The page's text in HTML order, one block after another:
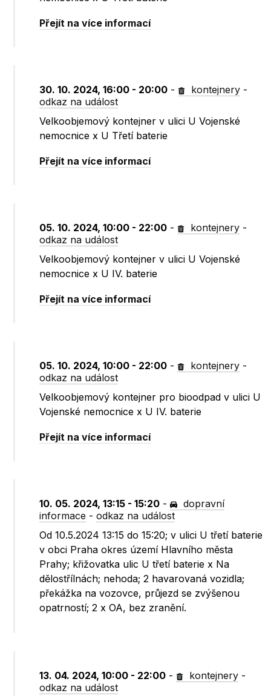
Přejít na více informací
30. 10. 2024, 16:00 - 20:00 - kontejnery -
odkaz na událost
Velkoobjemový kontejner v ulici U Vojenské
nemocnice x U Třetí baterie
Přejít na více informací
05. 10. 2024, 10:00 - 22:00 - kontejnery -
odkaz na událost
Velkoobjemový kontejner v ulici U Vojenské
nemocnice x U IV. baterie
Přejít na více informací
05. 10. 2024, 10:00 - 22:00 - kontejnery -
odkaz na událost
Velkoobjemový kontejner pro bioodpad v ulici U
Vojenské nemocnice x U IV. baterie
Přejít na více informací
10. 05. 2024, 13:15 - 15:20 -
dopravní
informace -odkaz na událost
Od 10.5.2024 13:15 do 15:20; v ulici U třetí baterie
v obci Praha okres území Hlavního města
Prahy; křižovatka ulic U třetí baterie x Na
dělostřílnách; nehoda; 2 havarovaná vozidla;
překážka na vozovce, průjezd se zvýšenou
opatrností; 2 x OA, bez zranění.
13. 04. 2024, 10:00 - 22:00 - kontejnery -
odkaz na událost